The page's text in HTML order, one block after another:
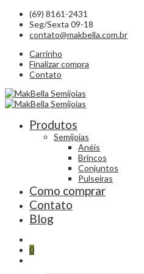
(69) 8161-2431
Seg/Sexta 09-18
contato@makbella.com.br
Carrinho
Finalizar compra
Contato
Produtos
Semijoias
Anéis
Brincos
Conjuntos
Pulseiras
Como comprar
Contato
Blog
0